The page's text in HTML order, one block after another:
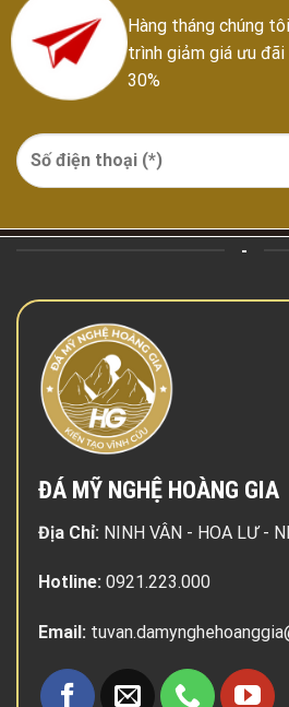
Hàng tháng chúng
trình giảm giá ưu
30%
-
ĐÁ MỸ NGHỆ HOÀNG GIA
Địa Chỉ: NINH VÂN - HOA LƯ -
Hotline: 0921.223.000
Email: